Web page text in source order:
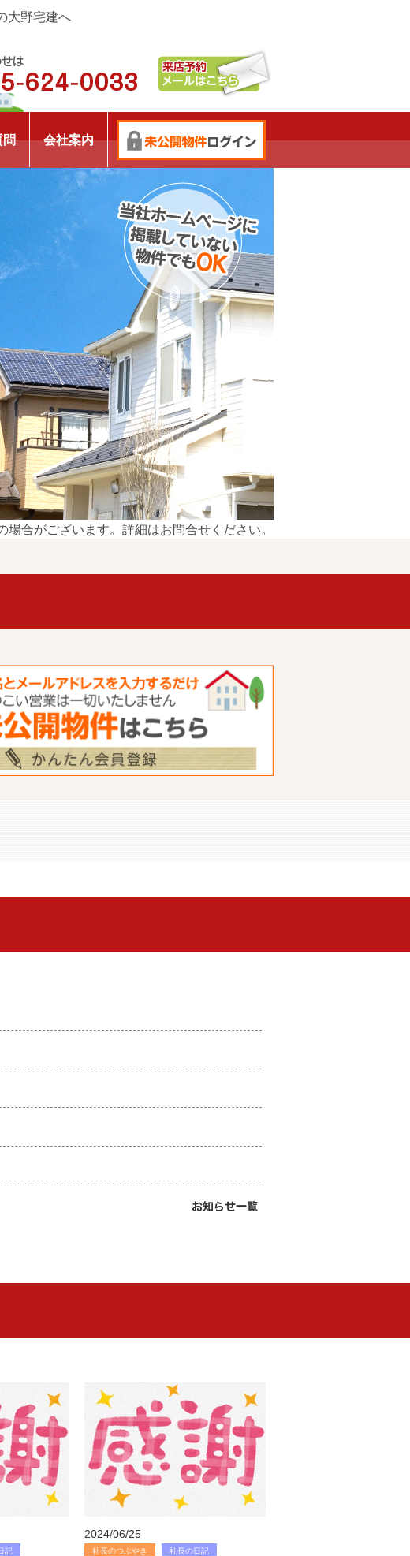
大野宅建へ
問 会社案内
場合がございます。詳細はお問合せください。
記
2024/06/25
社長のつぶやき 社長の日記